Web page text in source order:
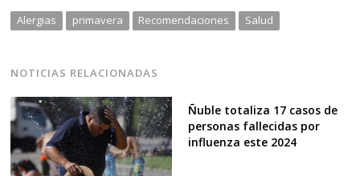
Alergias primavera Recomendaciones Salud
NOTICIAS RELACIONADAS
Ñuble totaliza 17 casos de
personas fallecidas por
influenza este 2024